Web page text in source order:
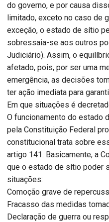
do governo, e por causa
limitado, exceto no caso de
exceção, o estado de sítio
sobressaia-se aos outros
Judiciário). Assim, o
afetado, pois, por ser uma
emergência, as decisões
ter ação imediata para
Em que situações é
O funcionamento do estado
pela Constituição Federal
constitucional trata sobre
artigo 141. Basicamente, a
que o estado de sítio poder
situações:
Comoção grave de
Fracasso das medidas
Declaração de guerra ou